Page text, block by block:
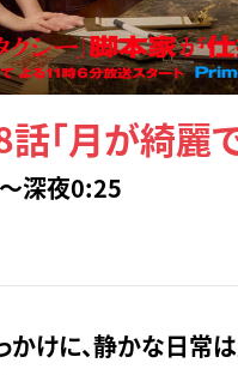
「月が綺麗
深夜0:25
けに、静かな日常